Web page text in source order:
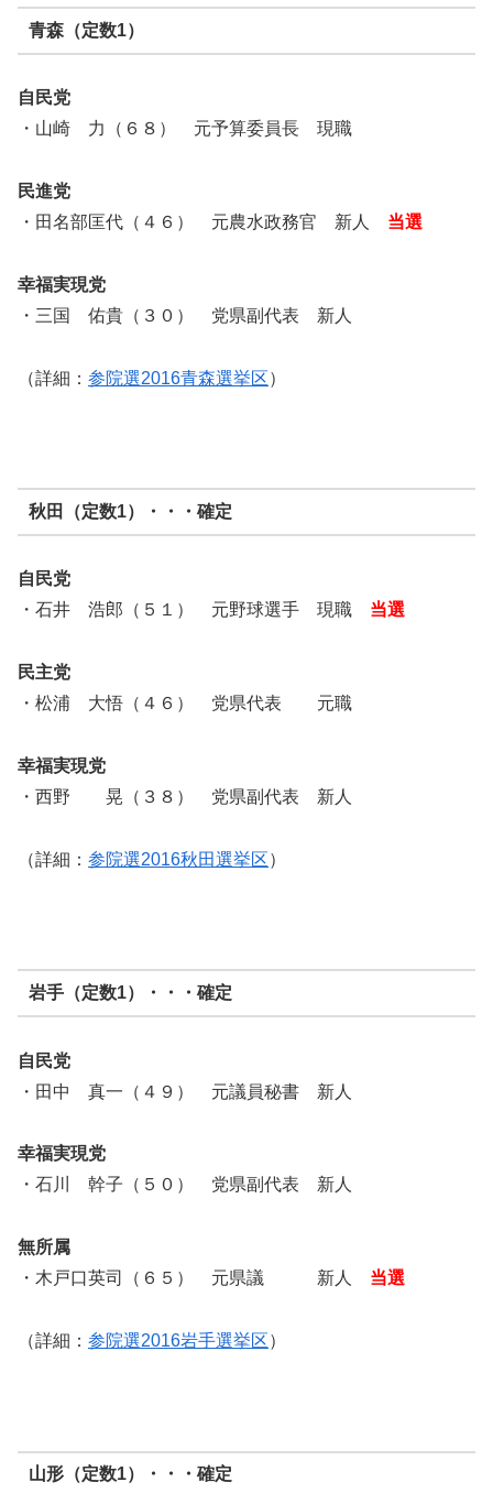
青森（定数1）
自民党
・山崎 力（６８） 元予算委員長 現職
民進党
・田名部匡代（４６） 元農水政務官 新人 当選
幸福実現党
・三国 佑貴（３０） 党県副代表 新人
（詳細： 参院選2016青森選挙区）
秋田（定数1）・・・確定
自民党
・石井 浩郎（５１） 元野球選手 現職 当選
民主党
・松浦 大悟（４６） 党県代表 元職
幸福実現党
・西野 晃（３８） 党県副代表 新人
（詳細： 参院選2016秋田選挙区）
岩手（定数1）・・・確定
自民党
・田中 真一（４９） 元議員秘書 新人
幸福実現党
・石川 幹子（５０） 党県副代表 新人
無所属
・木戸口英司（６５） 元県議 新人 当選
（詳細： 参院選2016岩手選挙区）
山形（定数1）・・・確定